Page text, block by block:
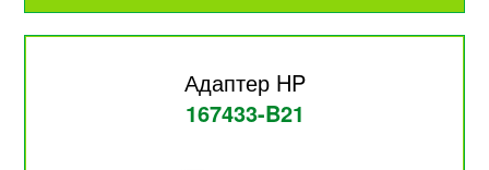
Адаптер HP
167433-B21